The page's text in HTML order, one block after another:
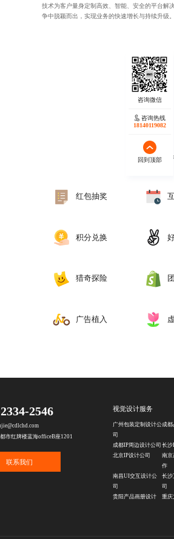
技术为客户量身定制高效、智能、安全的平台解
争中脱颖而出，实现业务的快速增长与持续升级
蓝橙
红包抽奖
积分兑换
猎奇探险
‌广告植入
咨询热线
18140119082
回到顶部
2546
市红牌楼蓝海officeB座1201
联系我们
视觉设计服务
广州包装定制设计公
司
成
成都IP周边设计公司 长沙
北京IP设计公司
南京
作
南昌UI交互设计公
司
长沙
司
贵阳产品画册设计
重庆